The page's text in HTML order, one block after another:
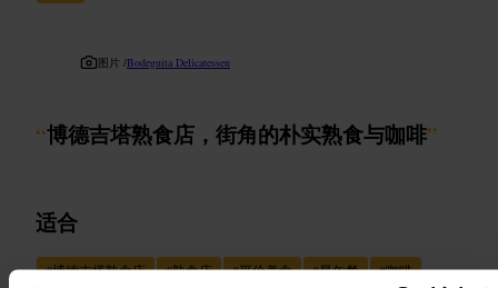
图片 /Bodeguita Delicatessen
“博德吉塔熟食店，街角的朴实熟食与咖啡”
适合
#博德吉塔熟食店 #熟食店 #平价美食 #早午餐 #咖啡